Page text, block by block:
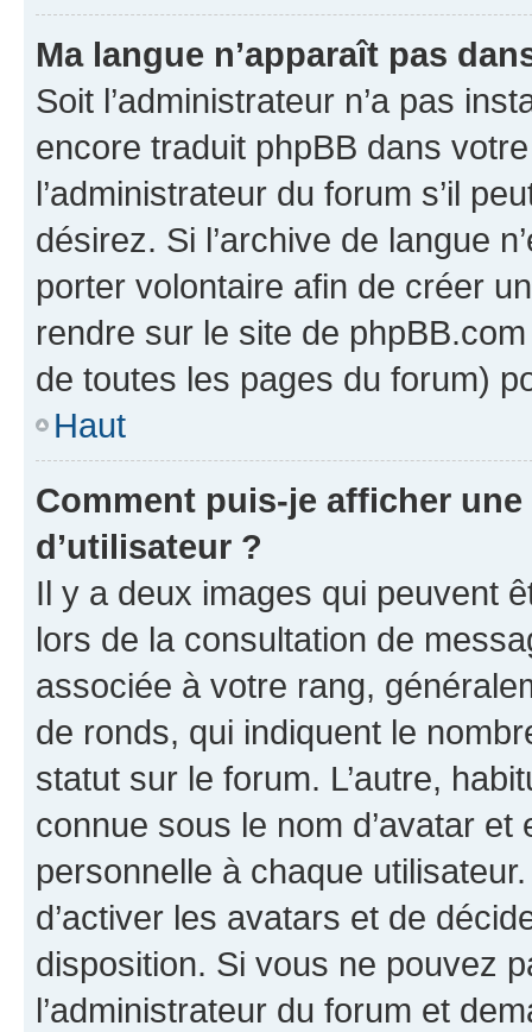
Ma langue n’apparaît pas
Soit l’administrateur n’a pas
encore traduit phpBB dans
l’administrateur du forum s’il
désirez. Si l’archive de langue
porter volontaire afin de créer
rendre sur le site de
de toutes les pages du forum)
Haut
Comment puis-je afficher
d’utilisateur ?
Il y a deux images qui peuvent
lors de la consultation de
associée à votre rang,
de ronds, qui indiquent le
statut sur le forum. L’autre,
connue sous le nom d’avatar
personnelle à chaque
d’activer les avatars et de
disposition. Si vous ne pouvez
l’administrateur du forum et